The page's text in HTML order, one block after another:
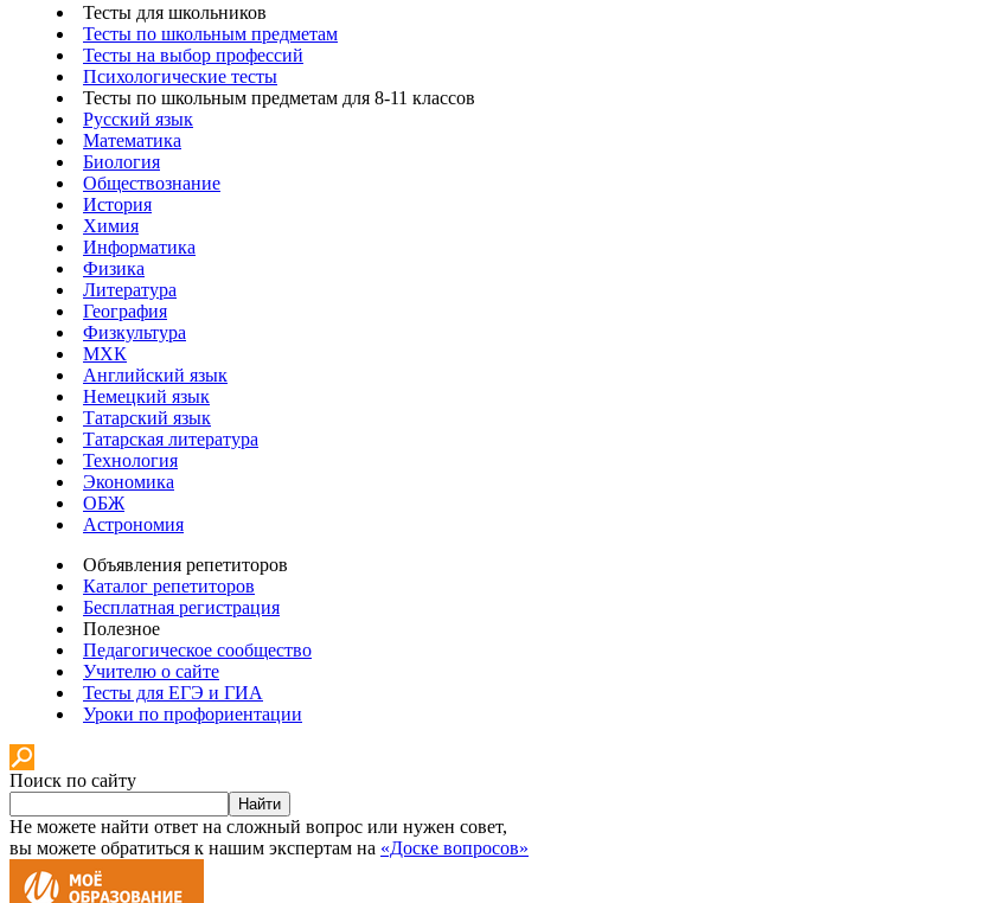
Тесты для школьников
Тесты по школьным предметам
Тесты на выбор профессий
Психологические тесты
Тесты по школьным предметам для 8-11 классов
Русский язык
Математика
Биология
Обществознание
История
Химия
Информатика
Физика
Литература
География
Физкультура
МХК
Английский язык
Немецкий язык
Татарский язык
Татарская литература
Технология
Экономика
ОБЖ
Астрономия
Объявления репетиторов
Каталог репетиторов
Бесплатная регистрация
Полезное
Педагогическое сообщество
Учителю о сайте
Тесты для ЕГЭ и ГИА
Уроки по профориентации
Поиск по сайту
Найти
Не можете найти ответ на сложный вопрос или нужен совет,
вы можете обратиться к нашим экспертам на «Доске вопросов»